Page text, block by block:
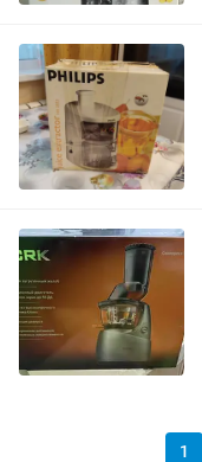
1